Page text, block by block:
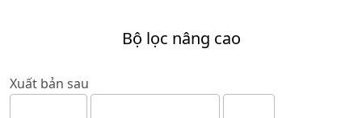
Bộ lọc nâng cao
Xuất bản sau